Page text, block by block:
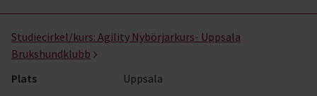
Studiecirkel/kurs: Agility Nybörjarkurs- Uppsala
Brukshundklubb
Plats
Uppsala